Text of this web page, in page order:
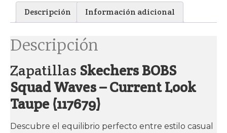
Descripción Información adicional
Descripción
Zapatillas Skechers BOBS
Squad Waves – Current Look
Taupe (117679)
Descubre el equilibrio perfecto entre estilo casual